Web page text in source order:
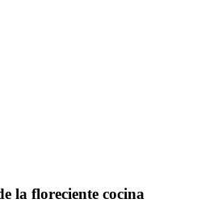
la floreciente cocina